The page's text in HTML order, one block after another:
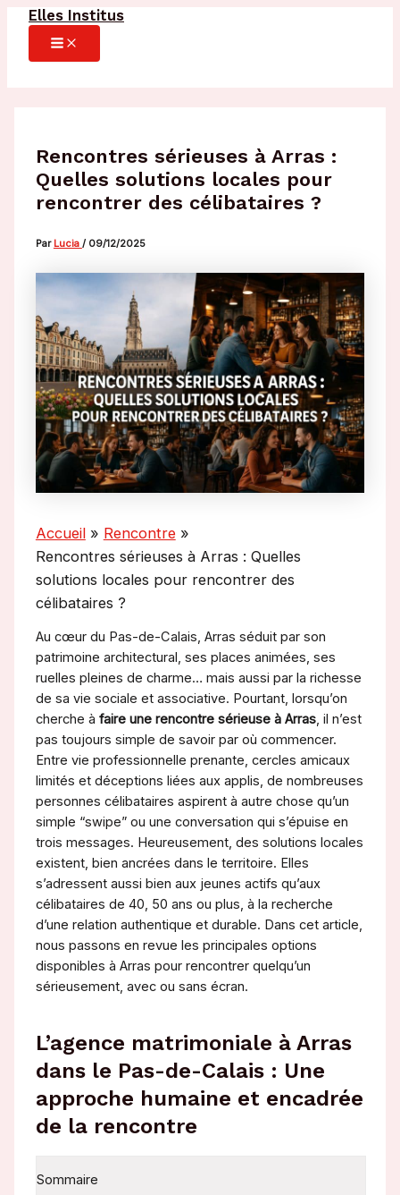
Aller
contenu
Elles Institus
MAIN
MENU
Rencontres sérieuses à Arras :
Quelles solutions locales pour
rencontrer des célibataires ?
Par Lucia / 09/12/2025
Accueil
Rencontre
Rencontres sérieuses à Arras : Quelles
solutions locales pour rencontrer des
célibataires ?
Au cœur du Pas-de-Calais, Arras séduit par son
patrimoine architectural, ses places animées, ses
ruelles pleines de charme… mais aussi par la richesse
de sa vie sociale et associative. Pourtant, lorsqu’on
cherche à faire une rencontre sérieuse à Arras, il n’est
pas toujours simple de savoir par où commencer.
Entre vie professionnelle prenante, cercles amicaux
limités et déceptions liées aux applis, de nombreuses
personnes célibataires aspirent à autre chose qu’un
simple “swipe” ou une conversation qui s’épuise en
trois messages. Heureusement, des solutions locales
existent, bien ancrées dans le territoire. Elles
s’adressent aussi bien aux jeunes actifs qu’aux
célibataires de 40, 50 ans ou plus, à la recherche
d’une relation authentique et durable. Dans cet article,
nous passons en revue les principales options
disponibles à Arras pour rencontrer quelqu’un
sérieusement, avec ou sans écran.
L’agence matrimoniale à Arras
dans le Pas-de-Calais : Une
approche humaine et encadrée
de la rencontre
Sommaire